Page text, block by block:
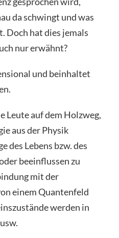
da schwingt und was
Doch hat dies jemals
nur erwähnt?
und beinhaltet
Leute auf dem Holzweg,
aus der Physik
des Lebens bzw. des
beeinflussen zu
mit der
einem Quantenfeld
werden in